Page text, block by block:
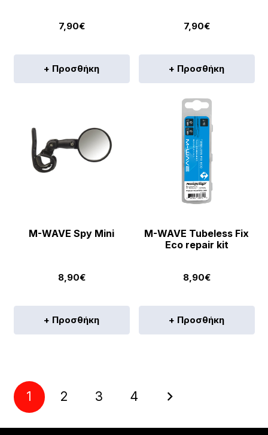
7,90€
+ Προσθήκη
7,90€
+ Προσθήκη
M-WAVE Spy Mini
8,90€
+ Προσθήκη
M-WAVE Tubeless Fix
Eco repair kit
8,90€
+ Προσθήκη
1 2 3 4